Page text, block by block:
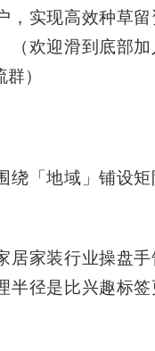
，实现高效种草
（欢迎滑到底部
）
绕「地域」铺设
居家装行业操盘
半径是比兴趣标